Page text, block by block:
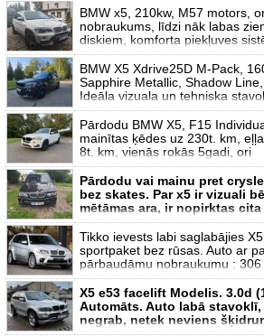
BMW x5, 210kw, M57 motors,
nobraukums, līdzi nāk labas
diskiem, komforta piekļuves
BMW X5 Xdrive25D M-Pack,
Sapphire Metallic, Shadow Line,
Ideāla vizuala un tehniska
Pārdodu BMW X5, F15
mainītas ķēdes uz 230t. km,
8t. km, vienās rokās 5gadi, ori
Pārdodu vai mainu pret
bez skates. Par x5 ir vizuali
mētāmas ara, ir nopirktas cita
Tikko ievests labi saglabājies
sportpaket bez rūsas. Auto ar
pārbaudāmu nobraukumu : 306
X5 e53 facelift Modelis. 3.0d
Automāts. Auto labā stavoklī,
negrab, netek neviens